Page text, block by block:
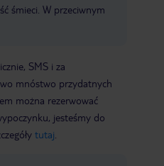
śmieci. W przeciwnym
SMS i za
mnóstwo przydatnych
można rezerwować
jesteśmy do
tutaj